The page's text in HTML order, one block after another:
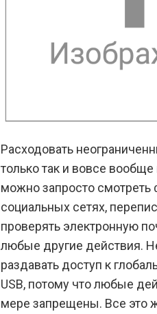
Расходовать
только так и вовсе
можно запросто смотреть
социальных сетях,
проверять электронную
любые другие действия.
раздавать доступ к
USB, потому что любые
мере запрещены. Все это